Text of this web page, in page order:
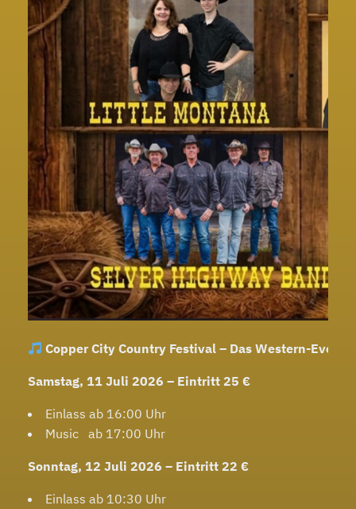
Copper City Country Festival – Das Western-Event
Samstag, 11 Juli 2026 – Eintritt 25 €
Einlass ab 16:00 Uhr
Music ab 17:00 Uhr
Sonntag, 12 Juli 2026 – Eintritt 22 €
Einlass ab 10:30 Uhr